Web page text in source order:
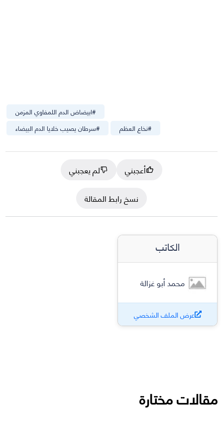
#ابيضاض الدم اللمفاوي المزمن
#سرطان يصيب خلايا الدم البيضاء #نخاع العظم
أعجبني
لم يعجبني
نسخ رابط المقالة
الكاتب
محمد أبو غزالة
عرض الملف الشخصي
مقالات مختارة